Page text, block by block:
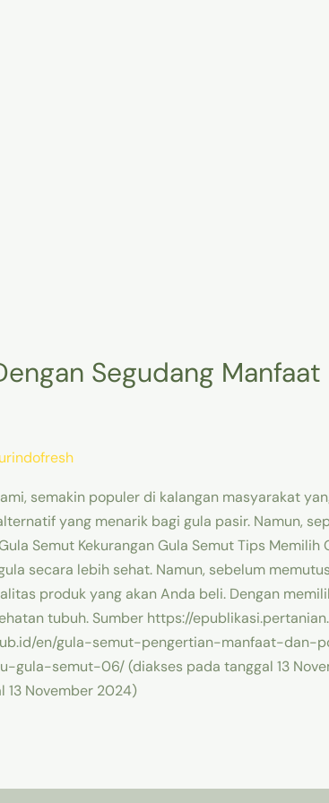
Segudang Manfaat
semakin populer di kalangan masyarakat
yang menarik bagi gula pasir. Namun,
Semut Kekurangan Gula Semut Tips
secara lebih sehat. Namun, sebelum
produk yang akan Anda beli. Dengan
tubuh. Sumber https://
en/gula-semut-pengertian-manfaat-dan-
semut-06/ (diakses pada tanggal 13
13 November 2024)